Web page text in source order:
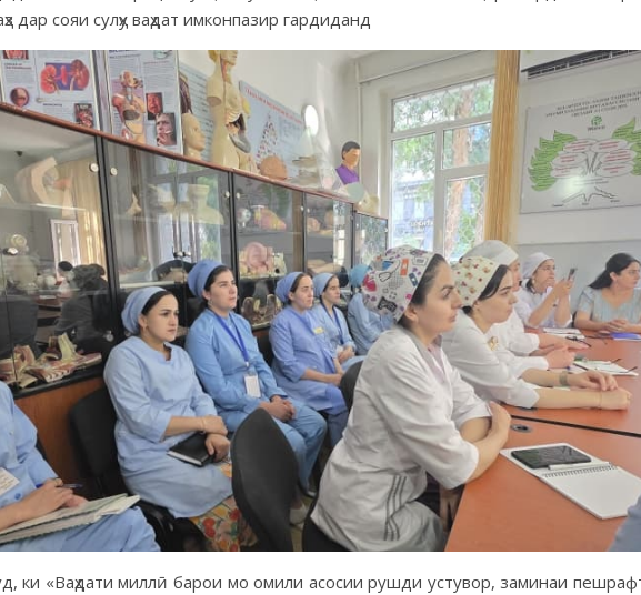
дар сояи сулҳу ваҳдат имконпазир гардиданд
ки «Ваҳдати миллӣ барои мо омили асосии рушди устувор, заминаи